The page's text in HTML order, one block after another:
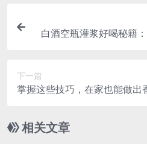
白酒空瓶灌浆好喝秘籍
下一篇
掌握这些技巧，在家也能做出
相关文章